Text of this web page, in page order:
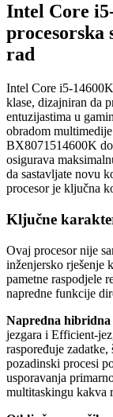
Intel Core
procesorska
rad
Intel Core i5-
klase, dizajniran da
entuzijastima u
obradom
BX8071514600K
osigurava
da sastavljate novu
procesor je ključna
Ključne
Ovaj procesor nije
inženjersko rješenje
pametne raspodjele
napredne funkcije
Napredna
jezgara i Efficient-
raspoređuje
pozadinski procesi
usporavanja
multitaskingu kakva